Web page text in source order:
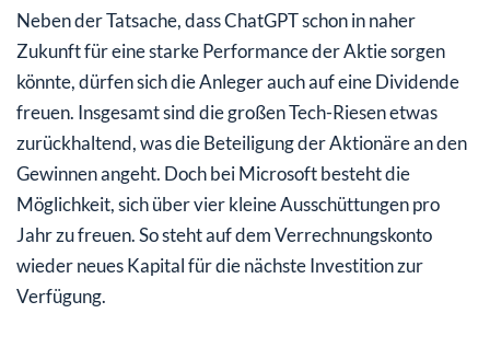
Neben der Tatsache, dass ChatGPT schon in naher
Zukunft für eine starke Performance der Aktie sorgen
könnte, dürfen sich die Anleger auch auf eine Dividende
freuen. Insgesamt sind die großen Tech-Riesen etwas
zurückhaltend, was die Beteiligung der Aktionäre an den
Gewinnen angeht. Doch bei Microsoft besteht die
Möglichkeit, sich über vier kleine Ausschüttungen pro
Jahr zu freuen. So steht auf dem Verrechnungskonto
wieder neues Kapital für die nächste Investition zur
Verfügung.